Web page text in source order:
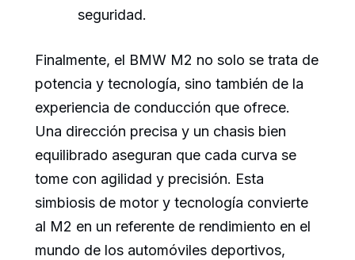
seguridad.
Finalmente, el BMW M2 no solo se trata de
potencia y tecnología, sino también de la
experiencia de conducción que ofrece.
Una dirección precisa y un chasis bien
equilibrado aseguran que cada curva se
tome con agilidad y precisión. Esta
simbiosis de motor y tecnología convierte
al M2 en un referente de rendimiento en el
mundo de los automóviles deportivos,